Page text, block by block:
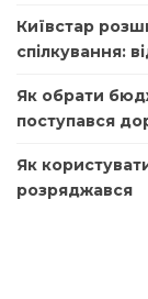
Київстар
спілкування:
Як обрати
поступався
Як
розряджався